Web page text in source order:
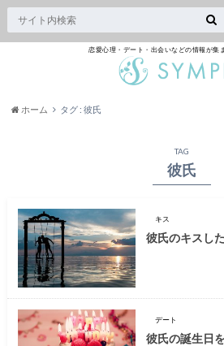
恋愛心理・デート・出会いなどの情報が集
ホーム タグ : 彼氏
TAG
彼氏
キス
彼氏のキスし
デート
彼氏の誕生日